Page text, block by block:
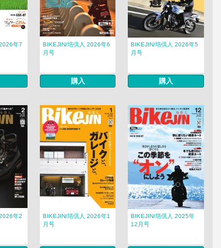
年7
BIKEJIN/培倶人 2026年6
月号
購入
BIKEJIN/培倶人 2026年5
月号
購入
年2
BIKEJIN/培倶人 2026年1
月号
BIKEJIN/培倶人 2025年
12月号